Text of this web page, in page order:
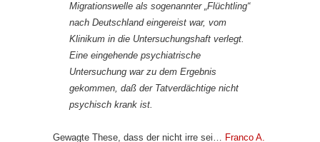
Migrationswelle als sogenannter „Flüchtling“
nach Deutschland eingereist war, vom
Klinikum in die Untersuchungshaft verlegt.
Eine eingehende psychiatrische
Untersuchung war zu dem Ergebnis
gekommen, daß der Tatverdächtige nicht
psychisch krank ist.
Gewagte These, dass der nicht irre sei… Franco A.